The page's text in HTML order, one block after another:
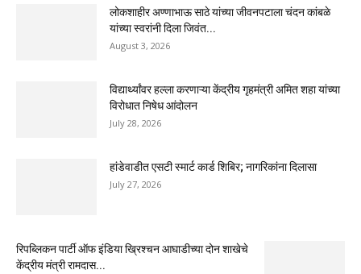
लोकशाहीर अण्णाभाऊ साठे यांच्या जीवनपटाला चंदन कांबळे
यांच्या स्वरांनी दिला जिवंत...
August 3, 2026
विद्यार्थ्यांवर हल्ला करणाऱ्या केंद्रीय गृहमंत्री अमित शहा यांच्या
विरोधात निषेध आंदोलन
July 28, 2026
हांडेवाडीत एसटी स्मार्ट कार्ड शिबिर; नागरिकांना दिलासा
July 27, 2026
रिपब्लिकन पार्टी ऑफ इंडिया ख्रिश्चन आघाडीच्या दोन शाखेचे
केंद्रीय मंत्री रामदास...